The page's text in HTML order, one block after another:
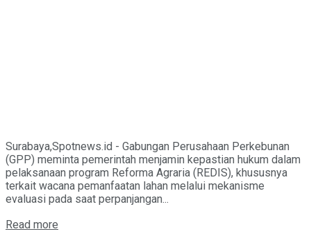
Surabaya,Spotnews.id - Gabungan Perusahaan Perkebunan
(GPP) meminta pemerintah menjamin kepastian hukum dalam
pelaksanaan program Reforma Agraria (REDIS), khususnya
terkait wacana pemanfaatan lahan melalui mekanisme
evaluasi pada saat perpanjangan...
Read more